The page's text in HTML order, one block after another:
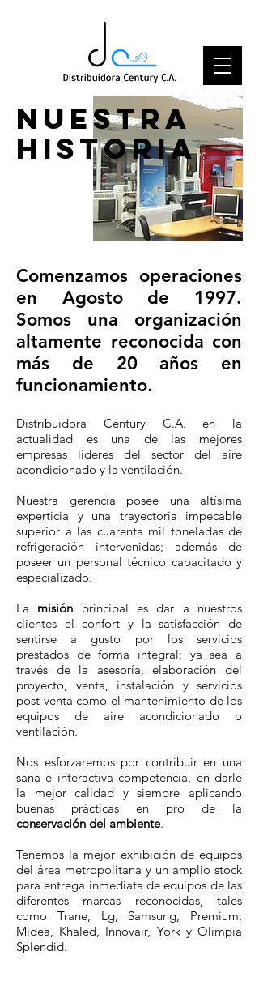
Nuestra
historia
Comenzamos operaciones
en Agosto de 1997.
Somos una organización
altamente reconocida con
más de 20 años en
funcionamiento.
Distribuidora Century C.A. en la
actualidad es una de las mejores
empresas líderes del sector del aire
acondicionado y la ventilación.
Nuestra gerencia posee una altísima
experticia y una trayectoria impecable
superior a las cuarenta mil toneladas de
refrigeración intervenidas; además de
poseer un personal técnico capacitado y
especializado.
La misión principal es dar a nuestros
clientes el confort y la satisfacción de
sentirse a gusto por los servicios
prestados de forma integral; ya sea a
través de la asesoría, elaboración del
proyecto, venta, instalación y servicios
post venta como el mantenimiento de los
equipos de aire acondicionado o
ventilación.
Nos esforzaremos por contribuir en una
sana e interactiva competencia, en darle
la mejor calidad y siempre aplicando
buenas prácticas en pro de la
conservación del ambiente.
Tenemos la mejor exhibición de equipos
del área metropolitana y un amplio stock
para entrega inmediata de equipos de las
diferentes marcas reconocidas, tales
como Trane, Lg, Samsung, Premium,
Midea, Khaled, Innovair, York y Olimpia
Splendid.